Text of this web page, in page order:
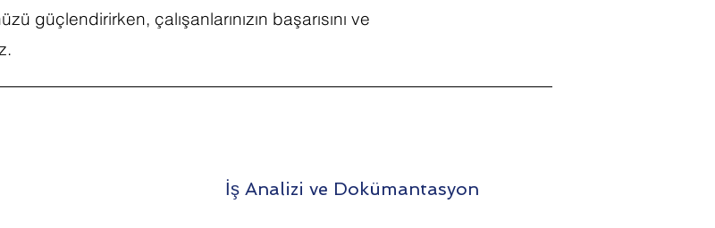
güçlendirirken, çalışanlarınızın başarısını ve
İş Analizi ve Dokümantasyon